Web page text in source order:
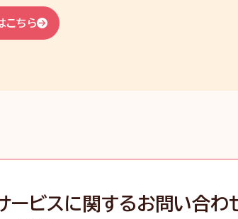
こちら
ービスに 関するお問い合わ